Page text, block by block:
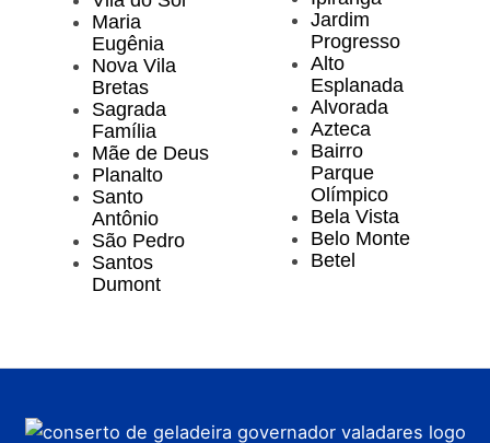
Maria
Eugênia
Nova Vila
Bretas
Sagrada
Família
Mãe de Deus
Planalto
Santo
Antônio
São Pedro
Santos
Dumont
Jardim
Progresso
Alto
Esplanada
Alvorada
Azteca
Bairro
Parque
Olímpico
Bela Vista
Belo Monte
Betel